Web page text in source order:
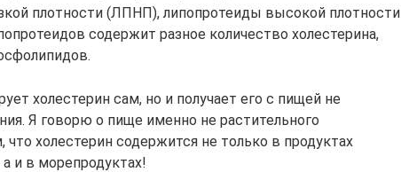
плотности (ЛПНП), липопротеиды высокой плотности
содержит разное количество холестерина,
холестерин сам, но и получает его с пищей не
Я говорю о пище именно не растительного
холестерин содержится не только в продуктах
и в морепродуктах!